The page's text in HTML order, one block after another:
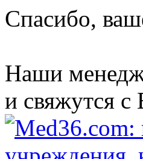
Спасибо,
Наши
и свяжутся